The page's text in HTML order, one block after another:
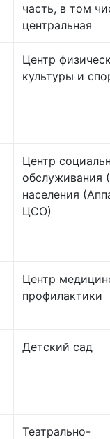
часть, в том
центральная
Центр
культуры и
Центр
обслуживания
населения
ЦСО)
Центр
профилактики
Детский сад
Театрально-